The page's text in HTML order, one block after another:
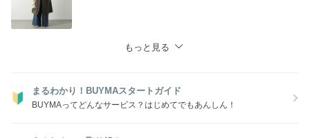
もっと見る
まるわかり！BUYMAスタートガイド
BUYMAってどんなサービス？はじめてでもあんしん！